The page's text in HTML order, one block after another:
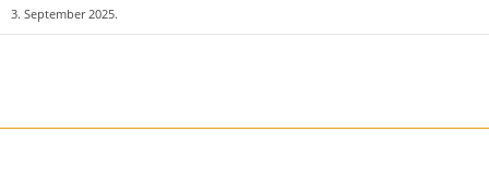
3. September 2025.